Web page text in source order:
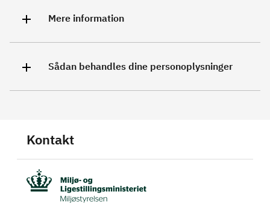
Mere information
Sådan behandles dine personoplysninger
Kontakt